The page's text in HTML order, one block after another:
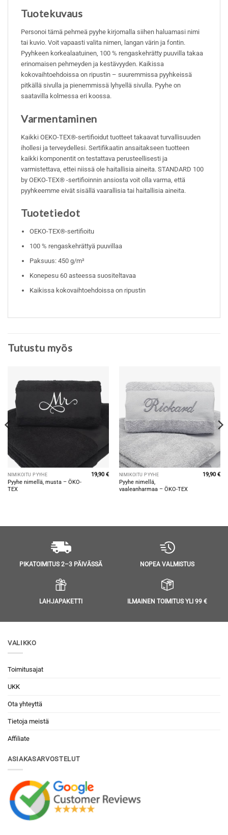
Tuotekuvaus
Personoi tämä pehmeä pyyhe kirjomalla siihen haluamasi nimi
tai kuvio. Voit vapaasti valita nimen, langan värin ja fontin.
Pyyhkeen korkealaatuinen, 100 % rengaskehrätty puuvilla takaa
erinomaisen pehmeyden ja kestävyyden. Kaikissa
kokovaihtoehdoissa on ripustin – suuremmissa pyyhkeissä
pitkällä sivulla ja pienemmissä lyhyellä sivulla. Pyyhe on
saatavilla kolmessa eri koossa.
Varmentaminen
Kaikki OEKO-TEX®-sertifioidut tuotteet takaavat turvallisuuden
ihollesi ja terveydellesi. Sertifikaatin ansaitakseen tuotteen
kaikki komponentit on testattava perusteellisesti ja
varmistettava, ettei niissä ole haitallisia aineita. STANDARD 100
by OEKO-TEX® -sertifioinnin ansiosta voit olla varma, että
pyyhkeemme eivät sisällä vaarallisia tai haitallisia aineita.
Tuotetiedot
OEKO-TEX®-sertifioitu
100 % rengaskehrättyä puuvillaa
Paksuus: 450 g/m²
Konepesu 60 asteessa suositeltavaa
Kaikissa kokovaihtoehdoissa on ripustin
Tutustu myös
NIMIKOITU PYYHE
Pyyhe nimellä, musta – ÖKO-
TEX
19,90€ NIMIKOITU PYYHE
Pyyhe nimellä,
vaaleanharmaa – ÖKO-TEX
19,90€
PIKATOIMITUS 2–3 PÄIVÄSSÄ NOPEA VALMISTUS
LAHJAPAKETTI ILMAINEN TOIMITUS YLI 99 €
VALIKKO
Toimitusajat
UKK
Ota yhteyttä
Tietoja meistä
Affiliate
ASIAKASARVOSTELUT